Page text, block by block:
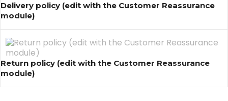
Delivery policy (edit with the Customer Reassurance
module)
Return policy (edit with the Customer Reassurance
module)